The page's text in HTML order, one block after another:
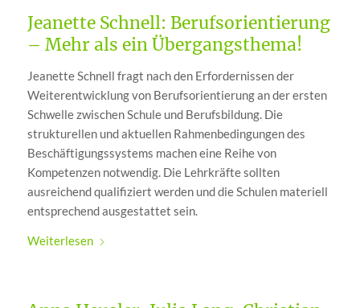
Jeanette Schnell: Berufsorientierung
– Mehr als ein Übergangsthema!
Jeanette Schnell fragt nach den Erfordernissen der
Weiterentwicklung von Berufsorientierung an der ersten
Schwelle zwischen Schule und Berufsbildung. Die
strukturellen und aktuellen Rahmenbedingungen des
Beschäftigungssystems machen eine Reihe von
Kompetenzen notwendig. Die Lehrkräfte sollten
ausreichend qualifiziert werden und die Schulen materiell
entsprechend ausgestattet sein.
Weiterlesen